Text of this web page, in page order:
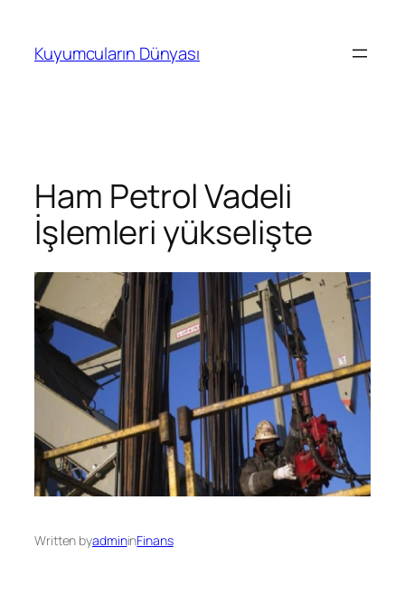
Kuyumcuların Dünyası
Ham Petrol Vadeli
İşlemleri yükselişte
Written byadmininFinans